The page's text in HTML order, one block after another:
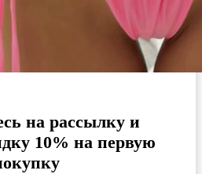
на рассылку и
10% на первую